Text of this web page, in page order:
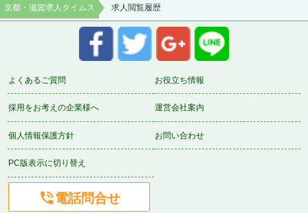
京都・滋賀求人タイムス 求人閲覧履歴
よくあるご質問 お役立ち情報
採用をお考えの企業様へ 運営会社案内
個人情報保護方針 お問い合わせ
PC版表示に切り替え
電話問合せ